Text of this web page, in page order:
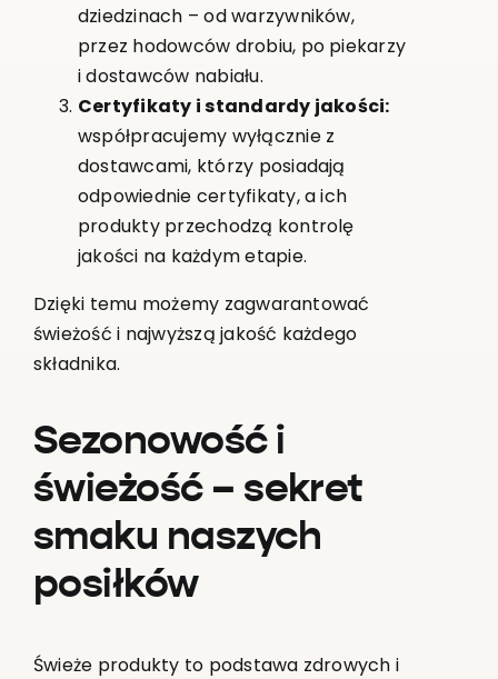
dziedzinach – od warzywników,
przez hodowców drobiu, po piekarzy
i dostawców nabiału.
Certyfikaty i standardy jakości:
współpracujemy wyłącznie z
dostawcami, którzy posiadają
odpowiednie certyfikaty, a ich
produkty przechodzą kontrolę
jakości na każdym etapie.
Dzięki temu możemy zagwarantować
świeżość i najwyższą jakość każdego
składnika.
Sezonowość i
świeżość – sekret
smaku naszych
posiłków
Świeże produkty to podstawa zdrowych i